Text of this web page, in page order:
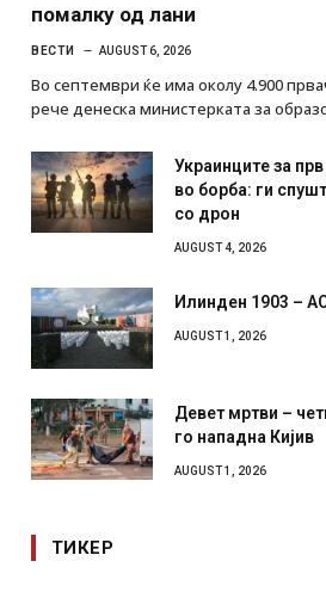
помалку од лани
ВЕСТИ AUGUST 6, 2026
Во септември ќе има околу 4.900
рече денеска министерката за
Украинците за
во борба: ги
со дрон
AUGUST 4, 2026
Илинден 1903 –
AUGUST 1, 2026
Девет мртви –
го нападна Кијив
AUGUST 1, 2026
ТИКЕР